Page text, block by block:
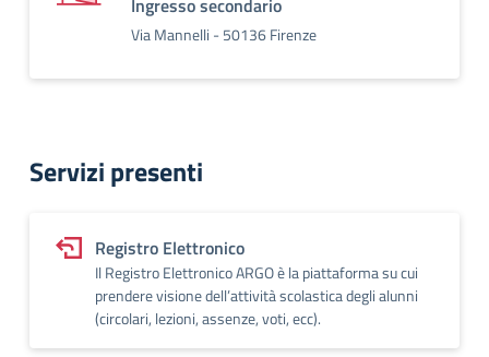
Ingresso secondario
Via Mannelli - 50136 Firenze
Servizi presenti
Registro Elettronico
Il Registro Elettronico ARGO è la piattaforma su cui
prendere visione dell’attività scolastica degli alunni
(circolari, lezioni, assenze, voti, ecc).